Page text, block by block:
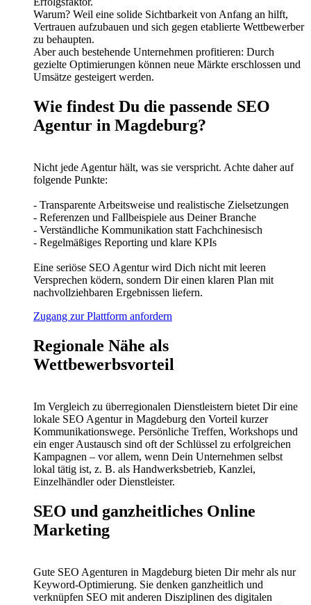
Warum? Weil eine solide Sichtbarkeit von Anfang an hilft,
Vertrauen aufzubauen und sich gegen etablierte Wettbewerber
zu behaupten.
Aber auch bestehende Unternehmen profitieren: Durch
gezielte Optimierungen können neue Märkte erschlossen und
Umsätze gesteigert werden.
Wie findest Du die passende SEO
Agentur in Magdeburg?
Nicht jede Agentur hält, was sie verspricht. Achte daher auf
folgende Punkte:
- Transparente Arbeitsweise und realistische Zielsetzungen
- Referenzen und Fallbeispiele aus Deiner Branche
- Verständliche Kommunikation statt Fachchinesisch
- Regelmäßiges Reporting und klare KPIs
Eine seriöse SEO Agentur wird Dich nicht mit leeren
Versprechen ködern, sondern Dir einen klaren Plan mit
nachvollziehbaren Ergebnissen liefern.
Zugang zur Plattform anfordern
Regionale Nähe als
Wettbewerbsvorteil
Im Vergleich zu überregionalen Dienstleistern bietet Dir eine
lokale SEO Agentur in Magdeburg den Vorteil kurzer
Kommunikationswege. Persönliche Treffen, Workshops und
ein enger Austausch sind oft der Schlüssel zu erfolgreichen
Kampagnen – vor allem, wenn Dein Unternehmen selbst
lokal tätig ist, z. B. als Handwerksbetrieb, Kanzlei,
Einzelhändler oder Dienstleister.
SEO und ganzheitliches Online
Marketing
Gute SEO Agenturen in Magdeburg bieten Dir mehr als nur
Keyword-Optimierung. Sie denken ganzheitlich und
verknüpfen SEO mit anderen Disziplinen des digitalen